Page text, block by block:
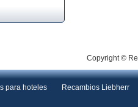
Copyright ©
para hoteles Recambios Liebherr